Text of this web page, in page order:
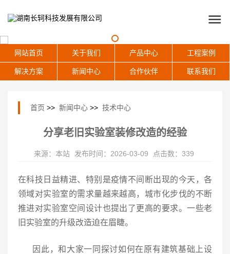
网站首页 关于我们 产品中心 工程案例
解决方案 新闻中心 合作伙伴 联系我们
首页 >> 新闻中心 >> 技术中心
分享老旧实验室装修改造的经验
来源：本站 发布时间：2026-03-09 点击数：339
在科技日益精进、特别是疫情不间断出现的今天，各
领域对实验室的需求量越来越高，城市化步伐的不断
推进对实验室空间设计也提出了更高的要求。一些老
旧实验室的升级改造迫在眉睫。
因此，和大家一同探讨如何在原有建筑基础上设